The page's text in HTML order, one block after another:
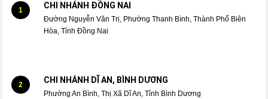
1 CHI NHÁNH ĐỒNG NAI
Đường Nguyễn Văn Trị, Phường Thanh Bình, Thành Phố Biên
Hòa, Tỉnh Đồng Nai
2 CHI NHÁNH DĨ AN, BÌNH DƯƠNG
Phường An Bình, Thị Xã Dĩ An, Tỉnh Bình Dương